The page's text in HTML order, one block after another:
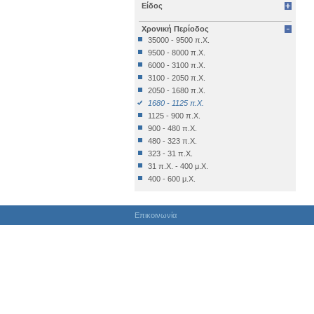
Επιγραφή Δημόσια
Επιγραφή Θρησκευτική
Επιγραφή Ιδιωτική
Έπιπλο
Εργαλείο
Έργο Γραπτού Λόγου
Έργο Γραπτού Λόγου (Θρησκευτικό)
Έργο Διακοσμητικό
Εργο Ζωγραφικό
Έργο Ζωγραφικό
Έργο Ζωγραφικό - Κατασκευή
Έργο Κοροπλαστικής
Έργο Μεταλλοτεχνίας
Έργο Μικροπλαστικής
Έργο Χρυσοκεντητικής
Έργο ψηφιδωτό
Είδος
Χρονική Περίοδος
35000 - 9500 π.Χ.
9500 - 8000 π.Χ.
6000 - 3100 π.Χ.
3100 - 2050 π.Χ.
2050 - 1680 π.Χ.
1680 - 1125 π.Χ.
1125 - 900 π.Χ.
900 - 480 π.Χ.
480 - 323 π.Χ.
323 - 31 π.Χ.
31 π.Χ. - 400 μ.Χ.
400 - 600 μ.Χ.
1024 - 1453 μ.Χ.
1453 - 1821 μ.Χ.
Επικοινωνία